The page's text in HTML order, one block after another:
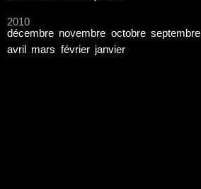
2010
décembre novembre octobre septembre
avril
mars février janvier